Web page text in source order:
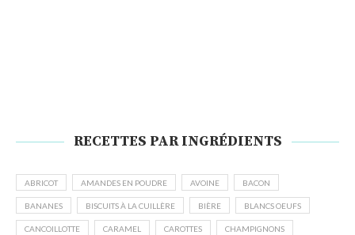
RECETTES PAR INGRÉDIENTS
ABRICOT AMANDES EN POUDRE AVOINE BACON
BANANES BISCUITS À LA CUILLÈRE BIÈRE BLANCS OEUFS
CANCOILLOTTE CARAMEL CAROTTES CHAMPIGNONS